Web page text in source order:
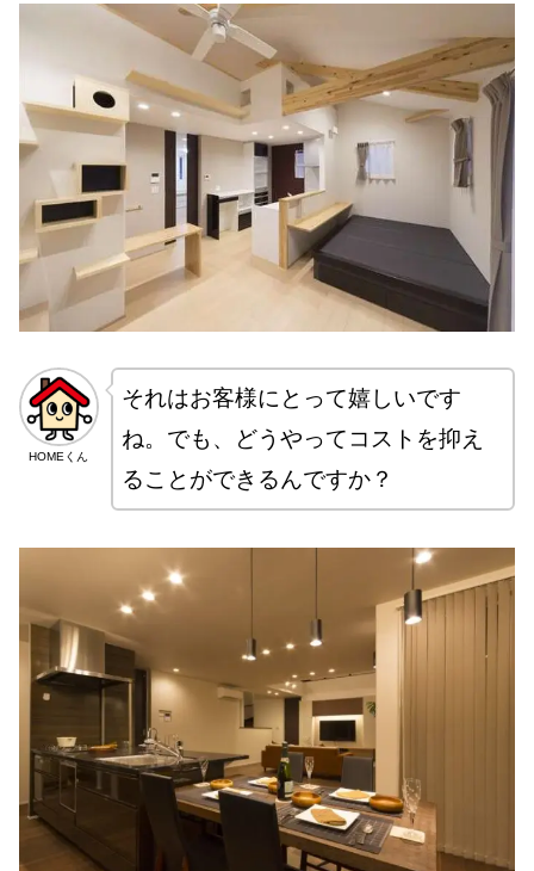
HOMEくん
それはお客様にとって嬉しいです
ね。でも、どうやってコストを抑え
ることができるんですか？